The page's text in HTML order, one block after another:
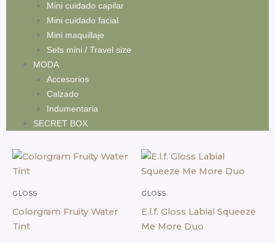
Mini cuidado capilar
Mini cuidado facial
Mini maquillaje
Sets mini / Travel size
MODA
Accesorios
Calzado
Indumentaria
SECRET BOX
/ MAQUILLAJE/
Mostrando los 11 resultados
GLOSS
Colorgram Fruity Water
Tint
de
precios:
desde
hasta
$47,499.05
producto
variantes.
GLOSS
E.l.f. Gloss Labial Squeeze
Me More Duo